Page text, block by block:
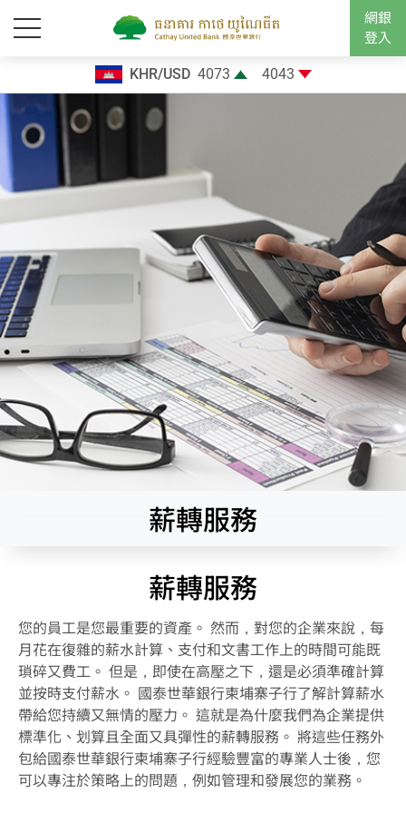
網銀
登入
KHR/USD 4073 4043
薪轉服務
薪轉服務
您的員工是您最重要的資產。 然而，對您的企業來說，每
月花在復雜的薪水計算、支付和文書工作上的時間可能既
瑣碎又費工。 但是，即使在高壓之下，還是必須準確計算
並按時支付薪水。 國泰世華銀行柬埔寨子行了解計算薪水
帶給您持續又無情的壓力。 這就是為什麼我們為企業提供
標準化、划算且全面又具彈性的薪轉服務。 將這些任務外
包給國泰世華銀行柬埔寨子行經驗豐富的專業人士後，您
可以專注於策略上的問題，例如管理和發展您的業務。